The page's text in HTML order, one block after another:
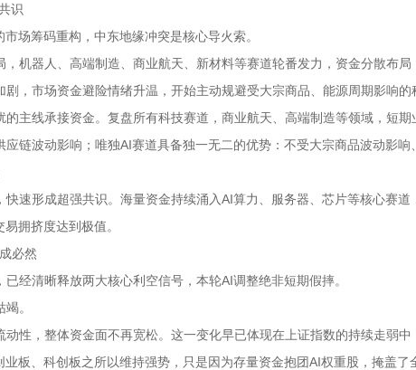
识
场筹码重构，中东地缘冲突是核心导火索。
机器人、高端制造、商业航天、新材料等赛道轮番发力，资金分散布局
，市场资金避险情绪升温，开始主动规避受大宗商品、能源周期影响的
主线承接资金。复盘所有科技赛道，商业航天、高端制造等领域，短期
链波动影响；唯独AI赛道具备独一无二的优势：不受大宗商品波动影响
速形成超强共识。海量资金持续涌入AI算力、服务器、芯片等核心赛道
拥挤度达到极值。
必然
经清晰释放两大核心利空信号，本轮AI调整绝非短期假摔。
。
性，整体资金面不再宽松。这一变化早已体现在上证指数的持续走弱中
板、科创板之所以维持强势，只是因为存量资金抱团AI权重股，掩盖了